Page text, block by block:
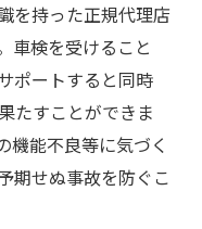
を持った正規代理店
車検を受けること
ポートすると同時
たすことができま
機能不良等に気づく
期せぬ事故を防ぐこ